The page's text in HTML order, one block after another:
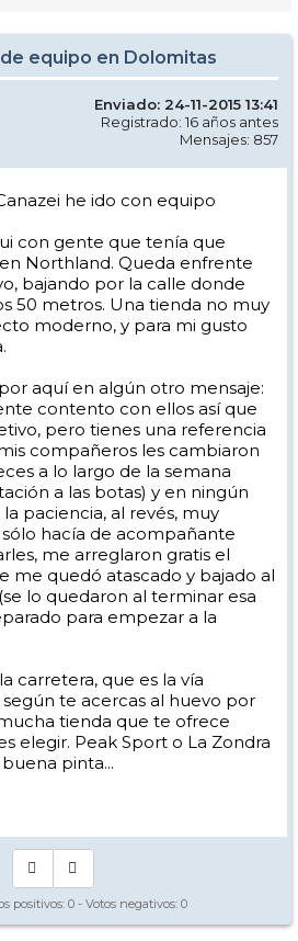
equipo en Dolomitas
Enviado: 24-11-2015 13:41
Registrado: 16 años antes
Mensajes: 857
he ido con equipo
con gente que tenía que
Northland. Queda enfrente
bajando por la calle donde
50 metros. Una tienda no muy
moderno, y para mi gusto
aquí en algún otro mensaje:
contento con ellos así que
pero tienes una referencia
compañeros les cambiaron
a lo largo de la semana
a las botas) y en ningún
paciencia, al revés, muy
hacía de acompañante
me arreglaron gratis el
me quedó atascado y bajado al
lo quedaron al terminar esa
para empezar a la
carretera, que es la vía
te acercas al huevo por
tienda que te ofrece
elegir. Peak Sport o La Zondra
pinta...
positivos: 0 - Votos negativos: 0